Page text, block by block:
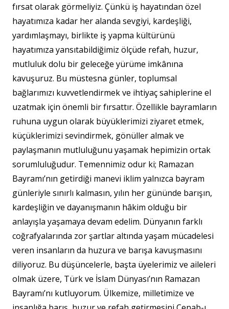
fırsat olarak görmeliyiz. Çünkü iş hayatından özel
hayatımıza kadar her alanda sevgiyi, kardeşliği,
yardımlaşmayı, birlikte iş yapma kültürünü
hayatımıza yansıtabildiğimiz ölçüde refah, huzur,
mutluluk dolu bir geleceğe yürüme imkânına
kavuşuruz. Bu müstesna günler, toplumsal
bağlarımızı kuvvetlendirmek ve ihtiyaç sahiplerine el
uzatmak için önemli bir fırsattır. Özellikle bayramların
ruhuna uygun olarak büyüklerimizi ziyaret etmek,
küçüklerimizi sevindirmek, gönüller almak ve
paylaşmanın mutluluğunu yaşamak hepimizin ortak
sorumluluğudur. Temennimiz odur ki; Ramazan
Bayramı’nın getirdiği manevi iklim yalnızca bayram
günleriyle sınırlı kalmasın, yılın her gününde barışın,
kardeşliğin ve dayanışmanın hâkim olduğu bir
anlayışla yaşamaya devam edelim. Dünyanın farklı
coğrafyalarında zor şartlar altında yaşam mücadelesi
veren insanların da huzura ve barışa kavuşmasını
diliyoruz. Bu düşüncelerle, başta üyelerimiz ve aileleri
olmak üzere, Türk ve İslam Dünyası’nın Ramazan
Bayramı’nı kutluyorum. Ülkemize, milletimize ve